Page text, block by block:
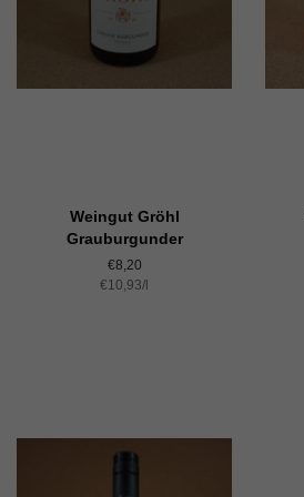
Weingut Gröhl
Grauburgunder
Normaler
Preis
€8,20
Einzelpreis
€10,93/